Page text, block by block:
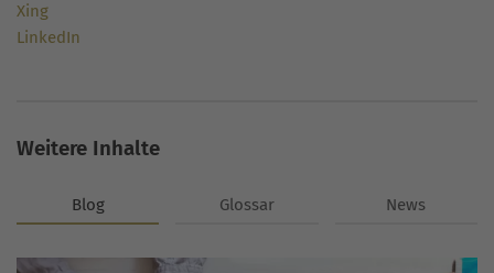
Xing
LinkedIn
Weitere Inhalte
Blog Glossar News